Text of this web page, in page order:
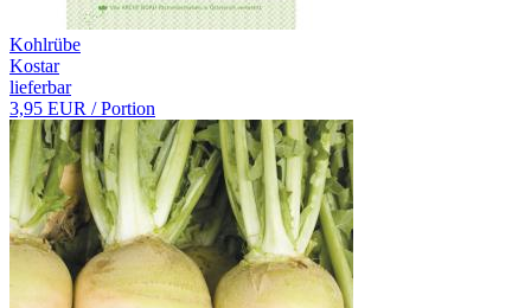
Kohlrübe
Kostar
lieferbar
3,95 EUR / Portion